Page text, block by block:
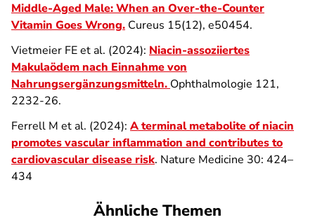
Middle-Aged Male: When an Over-the-Counter
Vitamin Goes Wrong. Cureus 15(12), e50454.
Vietmeier FE et al. (2024): Niacin-assoziiertes
Makulaödem nach Einnahme von
Nahrungsergänzungsmitteln. Ophthalmologie 121,
2232-26.
Ferrell M et al. (2024): A terminal metabolite of niacin
promotes vascular inflammation and contributes to
cardiovascular disease risk. Nature Medicine 30: 424–
434
Ähnliche Themen